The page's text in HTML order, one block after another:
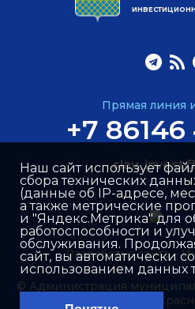
Прямая линия
+7 86146
© Администрация
Славянский район
Разработка сайта –
Наш сайт использует
сбора технических
(данные об IP-адресе,
а также метрические
и "Яндекс.Метрика" для
работоспособности и
обслуживания.
сайт, вы автоматически
использованием данных